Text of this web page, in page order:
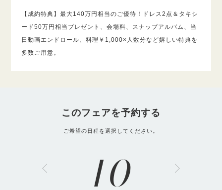
【成約特典】最大140万円相当のご優待！ドレス2点＆タキシ
ード50万円相当プレゼント、会場料、スナップアルバム、当
日動画エンドロール、料理￥1,000×人数分など嬉しい特典を
多数ご用意。
このフェアを予約する
ご希望の日程を選択してください。
10